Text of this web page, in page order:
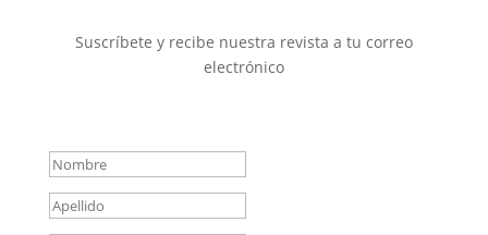
Suscríbete y recibe nuestra revista a tu correo
electrónico